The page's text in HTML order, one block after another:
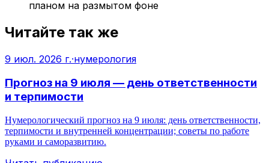
планом на размытом фоне
Читайте так же
9 июл. 2026 г.·нумерология
Прогноз на 9 июля — день ответственности
и терпимости
Нумерологический прогноз на 9 июля: день ответственности,
терпимости и внутренней концентрации; советы по работе
руками и саморазвитию.